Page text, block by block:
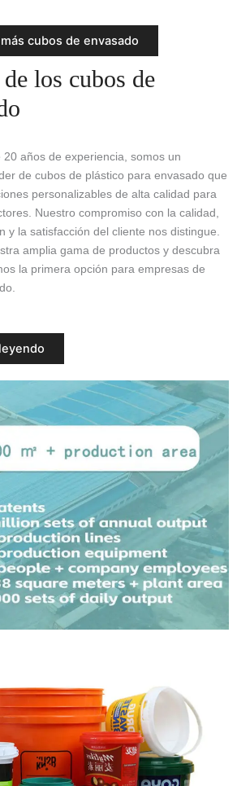
cubos de envasado
los cubos de
20 años de experiencia, somos un
de cubos de plástico para envasado que
personalizables de alta calidad para
Nuestro compromiso con la calidad,
y la satisfacción del cliente nos distingue.
amplia gama de productos y descubra
la primera opción para empresas de